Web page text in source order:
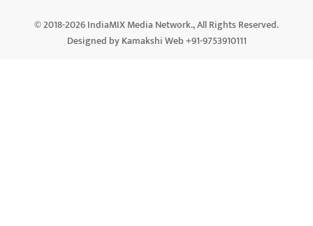
© 2018-2026 IndiaMIX Media Network., All Rights Reserved.
Designed by Kamakshi Web +91-9753910111